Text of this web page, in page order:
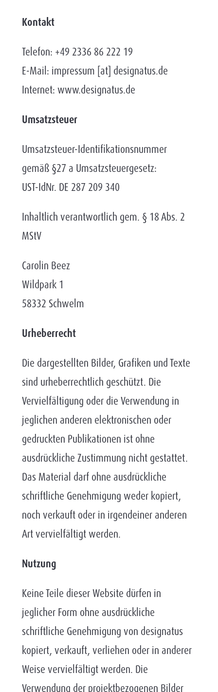
Kontakt
Telefon: +49 2336 86 222 19
E-Mail: impressum [at] designatus.de
Internet: www.designatus.de
Umsatzsteuer
Umsatzsteuer-Identifikationsnummer
gemäß §27 a Umsatzsteuergesetz:
UST-IdNr. DE 287 209 340
Inhaltlich verantwortlich gem. § 18 Abs. 2
MStV
Carolin Beez
Wildpark 1
58332 Schwelm
Urheberrecht
Die dargestellten Bilder, Grafiken und Texte
sind urheberrechtlich geschützt. Die
Vervielfältigung oder die Verwendung in
jeglichen anderen elektronischen oder
gedruckten Publikationen ist ohne
ausdrückliche Zustimmung nicht gestattet.
Das Material darf ohne ausdrückliche
schriftliche Genehmigung weder kopiert,
noch verkauft oder in irgendeiner anderen
Art vervielfältigt werden.
Nutzung
Keine Teile dieser Website dürfen in
jeglicher Form ohne ausdrückliche
schriftliche Genehmigung von designatus
kopiert, verkauft, verliehen oder in anderer
Weise vervielfältigt werden. Die
Verwendung der projektbezogenen Bilder